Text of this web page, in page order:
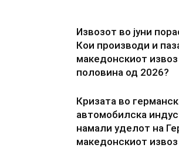
Извозот во јуни
Кои производи и
македонскиот
половина од 2026?
Кризата во
автомобилска
намали уделот на
македонскиот извоз